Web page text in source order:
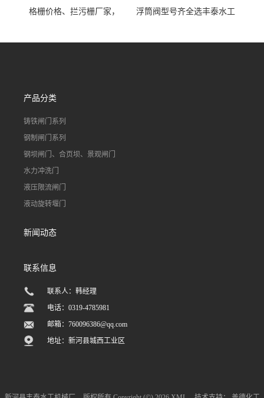
格栅价格、拦污栅厂家，
浮筒阀型号齐全选丰泰水工
道水库电站污水处理钢制闸
产品分类
铸铁闸门系列
钢制闸门系列
钢坝闸门、合页坝、景观闸门
水力冲洗门
液压限流闸门
液动旋转堰门
新闻动态
联系信息
联系人：韩经理
电话：0319-4785981
邮箱：760096386@qq.com
地址：新河县城西工业区